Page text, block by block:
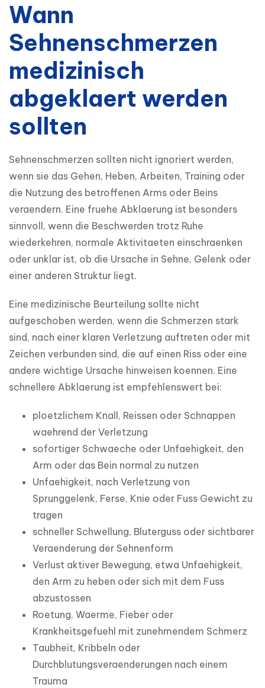
Wann
Sehnenschmerzen
medizinisch
abgeklaert werden
sollten
Sehnenschmerzen sollten nicht ignoriert werden,
wenn sie das Gehen, Heben, Arbeiten, Training oder
die Nutzung des betroffenen Arms oder Beins
veraendern. Eine fruehe Abklaerung ist besonders
sinnvoll, wenn die Beschwerden trotz Ruhe
wiederkehren, normale Aktivitaeten einschraenken
oder unklar ist, ob die Ursache in Sehne, Gelenk oder
einer anderen Struktur liegt.
Eine medizinische Beurteilung sollte nicht
aufgeschoben werden, wenn die Schmerzen stark
sind, nach einer klaren Verletzung auftreten oder mit
Zeichen verbunden sind, die auf einen Riss oder eine
andere wichtige Ursache hinweisen koennen. Eine
schnellere Abklaerung ist empfehlenswert bei:
ploetzlichem Knall, Reissen oder Schnappen
waehrend der Verletzung
sofortiger Schwaeche oder Unfaehigkeit, den
Arm oder das Bein normal zu nutzen
Unfaehigkeit, nach Verletzung von
Sprunggelenk, Ferse, Knie oder Fuss Gewicht zu
tragen
schneller Schwellung, Bluterguss oder sichtbarer
Veraenderung der Sehnenform
Verlust aktiver Bewegung, etwa Unfaehigkeit,
den Arm zu heben oder sich mit dem Fuss
abzustossen
Roetung, Waerme, Fieber oder
Krankheitsgefuehl mit zunehmendem Schmerz
Taubheit, Kribbeln oder
Durchblutungsveraenderungen nach einem
Trauma